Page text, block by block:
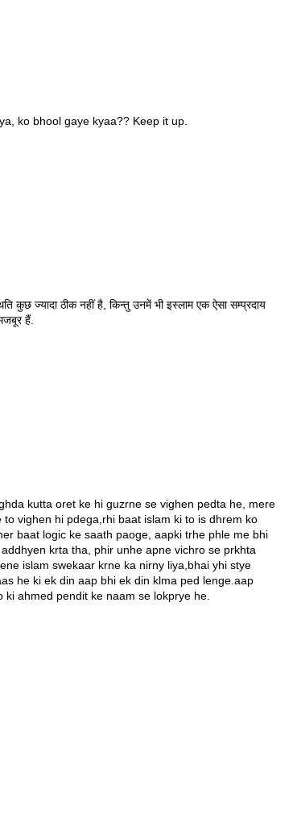
ko bhool gaye kyaa?? Keep it up.
कुछ ज्यादा ठीक नहीं है, किन्तु उनमें भी इस्लाम एक ऐसा सम्प्रदाय
हैं.
kutta oret ke hi guzrne se vighen pedta he, mere
vighen hi pdega,rhi baat islam ki to is dhrem ko
baat logic ke saath paoge, aapki trhe phle me bhi
krta tha, phir unhe apne vichro se prkhta
islam swekaar krne ka nirny liya,bhai yhi stye
he ki ek din aap bhi ek din klma ped lenge.aap
ahmed pendit ke naam se lokprye he.